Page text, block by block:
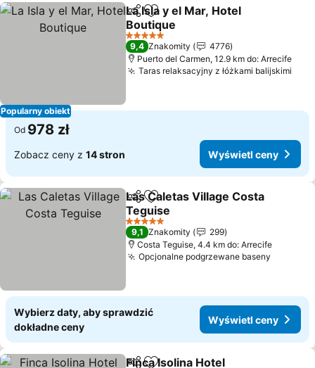
Popularny obiekt
Udostępnij
Dodaj do ulubionych
La Isla y el Mar, Hotel
Boutique
5 Kategoria
9,4 Znakomity
4776
Puerto del Carmen, 12.9 km do: Arrecife
Taras relaksacyjny z łóżkami balijskimi
Od 978 zł
Zobacz ceny z 14 stron Wyświetl ceny
Udostępnij
Dodaj do ulubionych
Las Caletas Village Costa
Teguise
5 Kategoria
9,1 Znakomity
299
Costa Teguise, 4.4 km do: Arrecife
Opcjonalne podgrzewane baseny
Wybierz daty, aby sprawdzić
dokładne ceny
Wyświetl ceny
Finca Isolina Hotel